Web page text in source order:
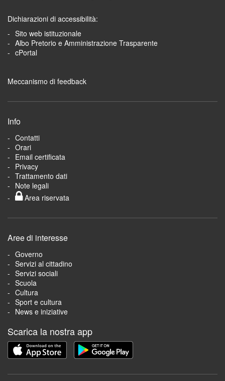
Dichiarazioni di accessibilità:
Sito web istituzionale
Albo Pretorio e Amministrazione Trasparente
cPortal
Meccanismo di feedback
Info
Contatti
Orari
Email certificata
Privacy
Trattamento dati
Note legali
Area riservata
Aree di interesse
Governo
Servizi al cittadino
Servizi sociali
Scuola
Cultura
Sport e cultura
News e iniziative
Scarica la nostra app